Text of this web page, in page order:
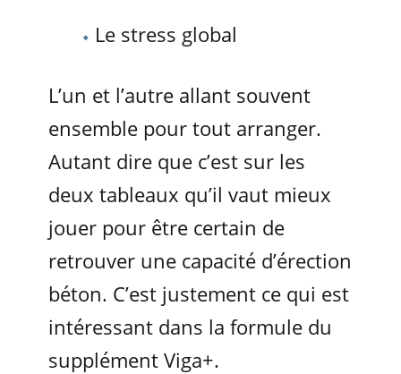
Le stress global
L’un et l’autre allant souvent
ensemble pour tout arranger.
Autant dire que c’est sur les
deux tableaux qu’il vaut mieux
jouer pour être certain de
retrouver une capacité d’érection
béton. C’est justement ce qui est
intéressant dans la formule du
supplément Viga+.